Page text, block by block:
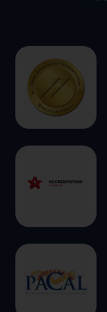
Permitir
Sistema de
Cookies
Cookies